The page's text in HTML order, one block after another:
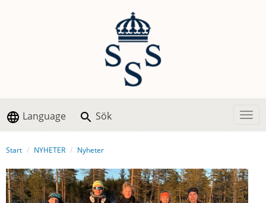
Language Sök
Start NYHETER Nyheter